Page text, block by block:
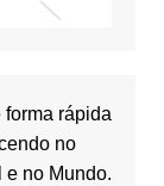
rápida
no
no Mundo.